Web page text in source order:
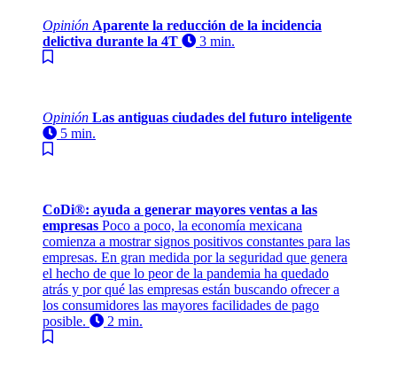
Opinión Aparente la reducción de la incidencia
delictiva durante la 4T
3 min.
Opinión Las antiguas ciudades del futuro inteligente
5 min.
CoDi®: ayuda a generar mayores ventas a las
empresas Poco a poco, la economía mexicana
comienza a mostrar signos positivos constantes para las
empresas. En gran medida por la seguridad que genera
el hecho de que lo peor de la pandemia ha quedado
atrás y por qué las empresas están buscando ofrecer a
los consumidores las mayores facilidades de pago
posible.
2 min.